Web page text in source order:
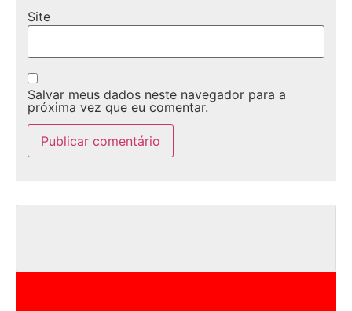
Site
Salvar meus dados neste navegador para a
próxima vez que eu comentar.